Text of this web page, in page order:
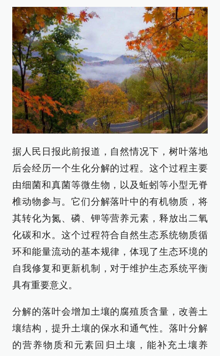
据人民日报此前报道，自然情况下，树叶落地
后会经历一个生化分解的过程。这个过程主要
由细菌和真菌等微生物，以及蚯蚓等小型无脊
椎动物参与。它们分解落叶中的有机物质，将
其转化为氮、磷、钾等营养元素，释放出二氧
化碳和水。这个过程符合自然生态系统物质循
环和能量流动的基本规律，体现了生态环境的
自我修复和更新机制，对于维护生态系统平衡
具有重要意义。
分解的落叶会增加土壤的腐殖质含量，改善土
壤结构，提升土壤的保水和通气性。落叶分解
的营养物质和元素回归土壤，能补充土壤养